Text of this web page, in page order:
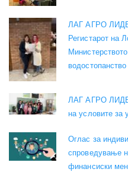
ЛАГ АГРО
Регистарот на
водостопанство
ЛАГ АГРО
на условите за
Оглас за
спроведување
финансиски